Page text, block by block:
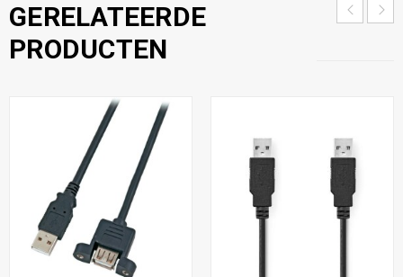
GERELATEERDE
PRODUCTEN